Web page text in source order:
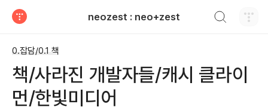
neozest : neo+zest
0.잡담/0.1 책
책/사라진 개발자들/캐시 클라이
먼/한빛미디어